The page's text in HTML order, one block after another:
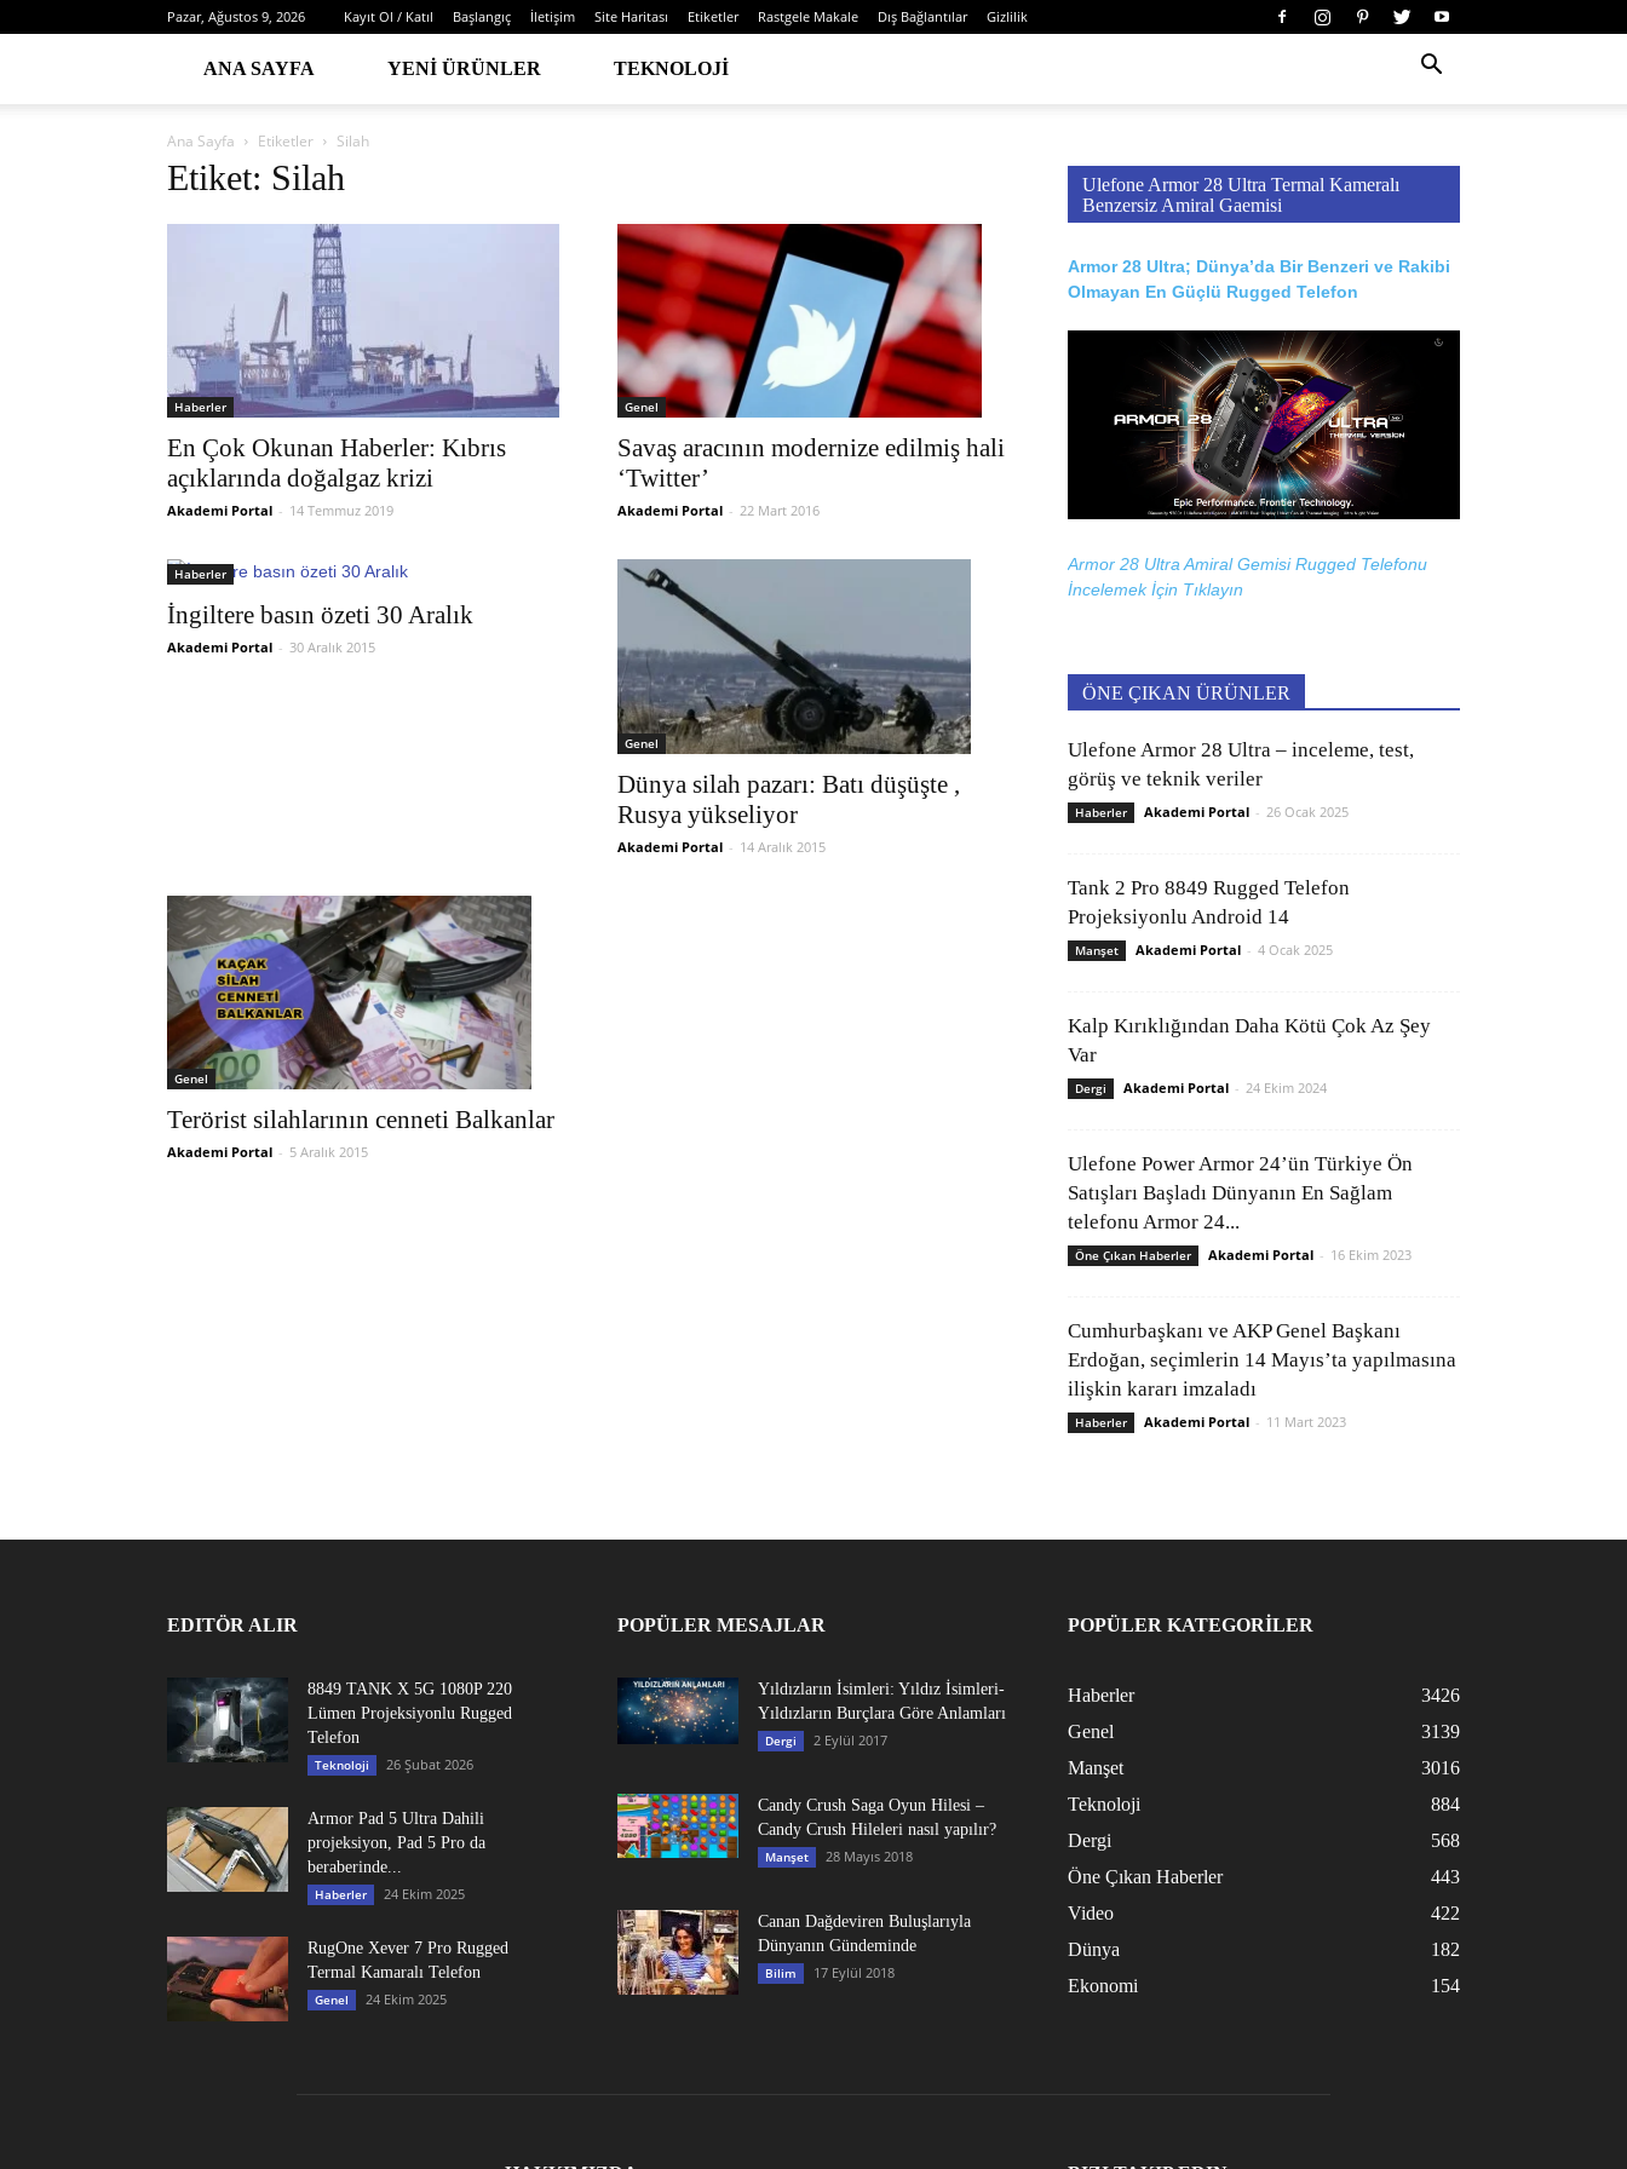
Pazar, Ağustos 9, 2026 Kayıt Ol / Katıl Başlangıç İletişim Site Haritası Etiketler Rastgele Makale Dış Bağlantılar Gizlilik
ANA SAYFA YENI ÜRÜNLER TEKNOLOJI
Ana Sayfa Etiketler Silah
Etiket: Silah
Haberler
En Çok Okunan Haberler: Kıbrıs
açıklarında doğalgaz krizi
Akademi Portal - 14 Temmuz 2019
Genel
Savaş aracının modernize edilmiş hali
‘Twitter’
Akademi Portal - 22 Mart 2016
Haberler
İngiltere basın özeti 30 Aralık
Akademi Portal - 30 Aralık 2015
Genel
Dünya silah pazarı: Batı düşüşte ,
Rusya yükseliyor
Akademi Portal - 14 Aralık 2015
Genel
Terörist silahlarının cenneti Balkanlar
Akademi Portal - 5 Aralık 2015
Ulefone Armor 28 Ultra Termal Kameralı
Benzersiz Amiral Gaemisi
Armor 28 Ultra; Dünya’da Bir Benzeri ve Rakibi
Olmayan En Güçlü Rugged Telefon
Armor 28 Ultra Amiral Gemisi Rugged Telefonu
İncelemek İçin Tıklayın
ÖNE ÇIKAN ÜRÜNLER
Ulefone Armor 28 Ultra – inceleme, test,
görüş ve teknik veriler
Haberler Akademi Portal - 26 Ocak 2025
Tank 2 Pro 8849 Rugged Telefon
Projeksiyonlu Android 14
Manşet Akademi Portal - 4 Ocak 2025
Kalp Kırıklığından Daha Kötü Çok Az Şey
Var
Dergi Akademi Portal - 24 Ekim 2024
Ulefone Power Armor 24’ün Türkiye Ön
Satışları Başladı Dünyanın En Sağlam
telefonu Armor 24...
Öne Çıkan Haberler Akademi Portal - 16 Ekim 2023
Cumhurbaşkanı ve AKP Genel Başkanı
Erdoğan, seçimlerin 14 Mayıs’ta yapılmasına
ilişkin kararı imzaladı
Haberler Akademi Portal - 11 Mart 2023
EDITÖR ALIR
8849 TANK X 5G 1080P 220
Lümen Projeksiyonlu Rugged
Telefon
Teknoloji 26 Şubat 2026
Armor Pad 5 Ultra Dahili
projeksiyon, Pad 5 Pro da
beraberinde...
Haberler 24 Ekim 2025
RugOne Xever 7 Pro Rugged
Termal Kamaralı Telefon
Genel 24 Ekim 2025
POPÜLER MESAJLAR
Yıldızların İsimleri: Yıldız İsimleri-
Yıldızların Burçlara Göre Anlamları
Dergi 2 Eylül 2017
Candy Crush Saga Oyun Hilesi –
Candy Crush Hileleri nasıl yapılır?
Manşet 28 Mayıs 2018
Canan Dağdeviren Buluşlarıyla
Dünyanın Gündeminde
Bilim 17 Eylül 2018
POPÜLER KATEGORİLER
Haberler
3426
Genel
3139
Manşet
3016
Teknoloji
884
Dergi
568
Öne Çıkan Haberler
443
Video
422
Dünya
182
Ekonomi
154